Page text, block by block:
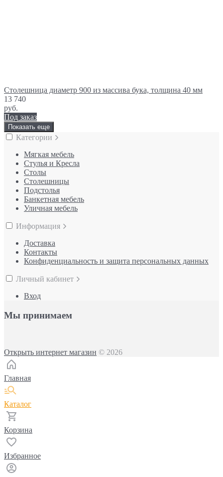
Столешница диаметр 900 из массива бука, толщина 40 мм
13 740
руб.
Под заказ
Показать еще
Категории
Мягкая мебель
Стулья и Кресла
Столы
Столешницы
Подстолья
Банкетная мебель
Уличная мебель
Информация
Доставка
Контакты
Конфиденциальность и защита персональных данных
Личный кабинет
Вход
Мы принимаем
Открыть интернет магазин © 2026
Главная
Каталог
Корзина
Избранное